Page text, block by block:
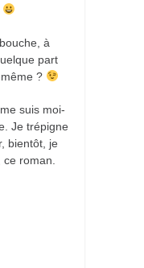
à
part
?
suis moi-
Je trépigne
bientôt, je
roman.